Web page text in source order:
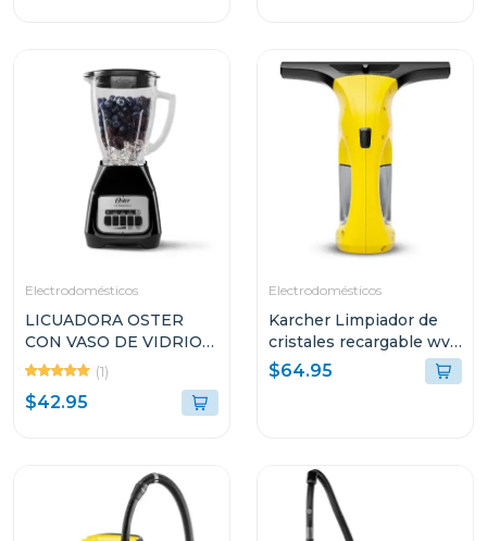
Electrodomésticos
LICUADORA OSTER
CON VASO DE VIDRIO
DE 1.5L Y 2
VELOCIDADES
BLSTKAGBPB
(1)
$42.95
Electrodomésticos
Karcher Limpiador de
cristales recargable wv1
plus
$64.95